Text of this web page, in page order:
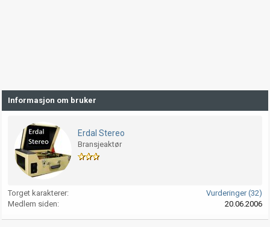
Informasjon om bruker
Erdal Stereo
Bransjeaktør
Torget karakterer
Vurderinger (32)
Medlem siden
20.06.2006